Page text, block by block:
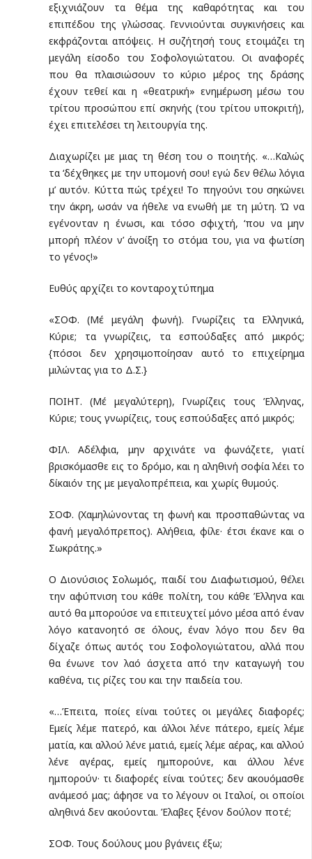
εξιχνιάζουν τα θέμα της καθαρότητας και του
επιπέδου της γλώσσας. Γεννιούνται συγκινήσεις και
εκφράζονται απόψεις. Η συζήτησή τους ετοιμάζει τη
μεγάλη είσοδο του Σοφολογιώτατου. Οι αναφορές
που θα πλαισιώσουν το κύριο μέρος της δράσης
έχουν τεθεί και η «θεατρική» ενημέρωση μέσω του
τρίτου προσώπου επί σκηνής (του τρίτου υποκριτή),
έχει επιτελέσει τη λειτουργία της.
Διαχωρίζει με μιας τη θέση του ο ποιητής. «…Καλώς
τα ‘δέχθηκες με την υπομονή σου! εγώ δεν θέλω λόγια
μ’ αυτόν. Κύττα πώς τρέχει! Το πηγούνι του σηκώνει
την άκρη, ωσάν να ήθελε να ενωθή με τη μύτη. Ώ να
εγένονταν η ένωσι, και τόσο σφιχτή, ‘που να μην
μπορή πλέον ν’ άνοίξη το στόμα του, για να φωτίση
το γένος!»
Ευθύς αρχίζει το κονταροχτύπημα
«ΣΟΦ. (Μέ μεγάλη φωνή). Γνωρίζεις τα Ελληνικά,
Κύριε; τα γνωρίζεις, τα εσπούδαξες από μικρός;
{πόσοι δεν χρησιμοποίησαν αυτό το επιχείρημα
μιλώντας για το Δ.Σ.}
ΠΟΙΗΤ. (Μέ μεγαλύτερη), Γνωρίζεις τους Έλληνας,
Κύριε; τους γνωρίζεις, τους εσπούδαξες από μικρός;
ΦΙΛ. Αδέλφια, μην αρχινάτε να φωνάζετε, γιατί
βρισκόμασθε εις το δρόμο, και η αληθινή σοφία λέει το
δίκαιόν της με μεγαλοπρέπεια, και χωρίς θυμούς.
ΣΟΦ. (Χαμηλώνοντας τη φωνή και προσπαθώντας να
φανή μεγαλόπρεπος). Αλήθεια, φίλε· έτσι έκανε και ο
Σωκράτης.»
Ο Διονύσιος Σολωμός, παιδί του Διαφωτισμού, θέλει
την αφύπνιση του κάθε πολίτη, του κάθε Έλληνα και
αυτό θα μπορούσε να επιτευχτεί μόνο μέσα από έναν
λόγο κατανοητό σε όλους, έναν λόγο που δεν θα
δίχαζε όπως αυτός του Σοφολογιώτατου, αλλά που
θα ένωνε τον λαό άσχετα από την καταγωγή του
καθένα, τις ρίζες του και την παιδεία του.
«…Έπειτα, ποίες είναι τούτες οι μεγάλες διαφορές;
Εμείς λέμε πατερό, και άλλοι λένε πάτερο, εμείς λέμε
ματία, και αλλού λένε ματιά, εμείς λέμε αέρας, και αλλού
λένε αγέρας, εμείς ημπορούνε, και άλλου λένε
ημπορούν· τι διαφορές είναι τούτες; δεν ακουόμασθε
ανάμεσό μας; άφησε να το λέγουν οι Ιταλοί, οι οποίοι
αλη­θινά δεν ακούονται. Έλαβες ξένον δούλον ποτέ;
ΣΟΦ. Τους δούλους μου βγάνεις έξω;